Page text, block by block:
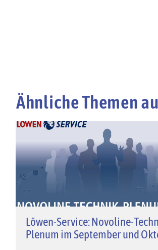
Ähnliche Themen
Löwen-Service: Novoline-
Plenum im September und